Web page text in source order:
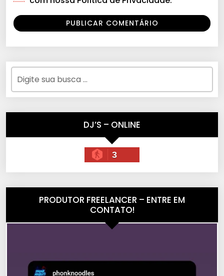
DJ’S – ONLINE
3
PRODUTOR FREELANCER – ENTRE EM
CONTATO!